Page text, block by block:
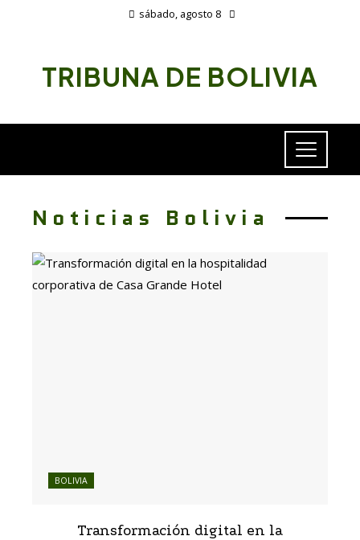
sábado, agosto 8
TRIBUNA DE BOLIVIA
Noticias Bolivia
BOLIVIA
Transformación digital en la